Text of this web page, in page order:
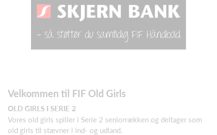
Velkommen til FIF Old Girls
OLD GIRLS I SERIE 2
Vores old girls spiller i Serie 2 seniorrækken og deltager som
old girls til stævner i ind- og udland.